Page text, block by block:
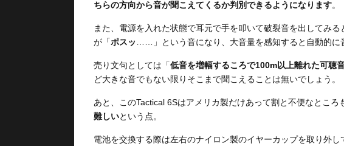
ちらの方向から音が聞こえてくるか判別できるようになります。
また、電源を入れた状態で耳元で手を叩いて破裂音を出してみる
が「ポスッ ……」という音になり、大音量を感知すると自動的に
売り文句としては「低音を増幅するころで100m以上離れた可聴
ど大きな音でもない限りそこまで聞こえることは無いでしょう。
あと、このTactical 6Sはアメリカ製だけあって割と不便なところ
難しいという点。
電池を交換する際は左右のナイロン製のイヤーカップを取り外